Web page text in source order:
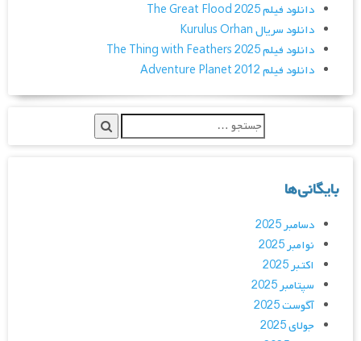
دانلود فیلم The Great Flood 2025
دانلود سریال Kurulus Orhan
دانلود فیلم The Thing with Feathers 2025
دانلود فیلم Adventure Planet 2012
بایگانی‌ها
دسامبر 2025
نوامبر 2025
اکتبر 2025
سپتامبر 2025
آگوست 2025
جولای 2025